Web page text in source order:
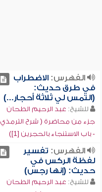
الفهرس:الاضطراب
في طرق حديث:
(التمس لي ثلاثة أحجار...)
للشيخ: عبد الرحيم الطحان
جزء من محاضرة ( شرح الترمذي
- باب الاستنجاء بالحجرين [1])
الفهرس: تفسير
لفظة الركس في
حديث: (إنها رجس)
للشيخ: عبد الرحيم الطحان